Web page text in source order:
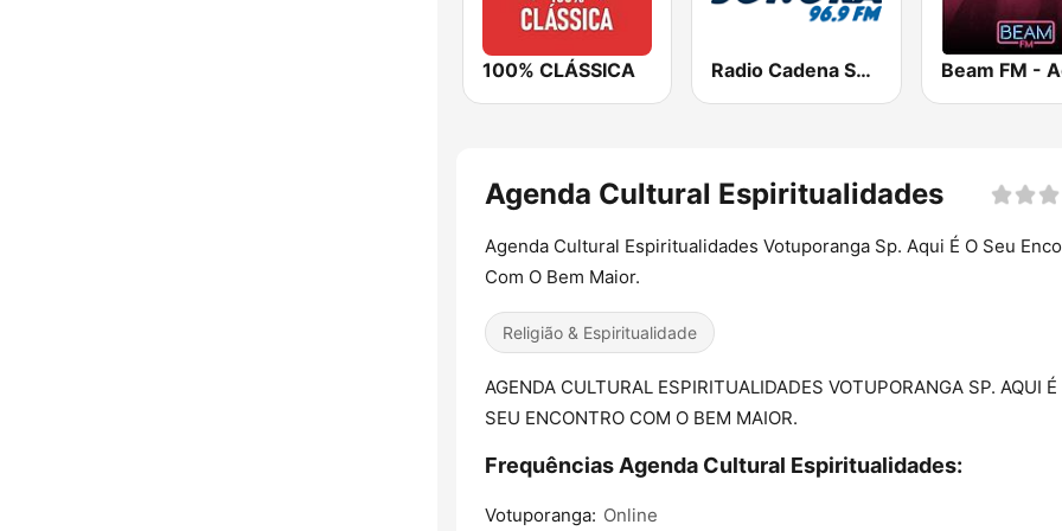
100% CLÁSSICA Radio Cadena Sonora
Agenda Cultural Espiritualidades
Agenda Cultural Espiritualidades Votuporanga Sp. Aqui É O Seu
Com O Bem Maior.
Religião & Espiritualidade
AGENDA CULTURAL ESPIRITUALIDADES VOTUPORANGA SP. AQUI É
SEU ENCONTRO COM O BEM MAIOR.
Frequências Agenda Cultural Espiritualidades:
Votuporanga: Online